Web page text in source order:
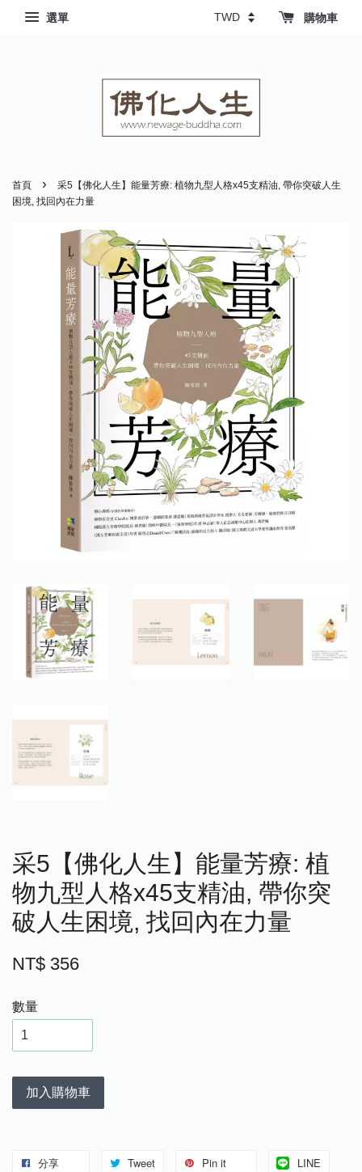
選單 購物車
首頁 ›
采5【佛化人生】能量芳療: 植物九型人格x45支精油, 帶你突破人生
困境, 找回內在力量
采5【佛化人生】能量芳療: 植
物九型人格x45支精油, 帶你突
破人生困境, 找回內在力量
NT$ 356
數量
加入購物車
分享 Tweet Pin it LINE